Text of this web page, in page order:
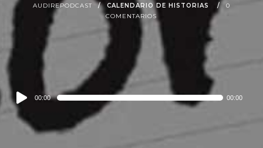
AUDIREPODCAST CALENDARIO DE HISTORIAS
0
COMENTARIOS
Audio
Player
00:00 00:00